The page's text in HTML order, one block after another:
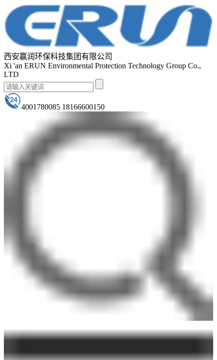
西安赢润环保科技集团有限公司
Xi 'an ERUN Environmental Protection Technology Group Co.,
LTD
4001780085 18166600150